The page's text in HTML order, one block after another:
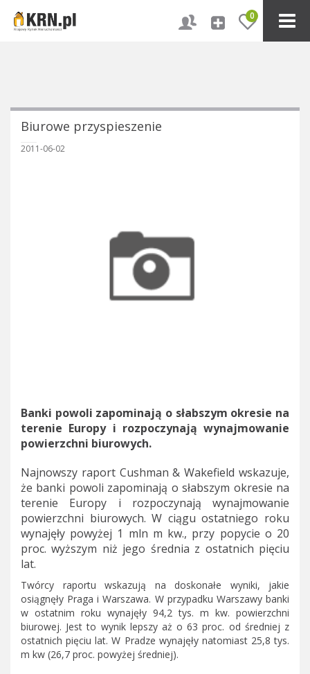
0
Biurowe przyspieszenie
2011-06-02
Banki powoli zapominają o słabszym okresie na
terenie Europy i rozpoczynają wynajmowanie
powierzchni biurowych.
Najnowszy raport Cushman & Wakefield wskazuje,
że banki powoli zapominają o słabszym okresie na
terenie Europy i rozpoczynają wynajmowanie
powierzchni biurowych. W ciągu ostatniego roku
wynajęły powyżej 1 mln m kw., przy popycie o 20
proc. wyższym niż jego średnia z ostatnich pięciu
lat.
Twórcy raportu wskazują na doskonałe wyniki, jakie
osiągnęły Praga i Warszawa. W przypadku Warszawy banki
w ostatnim roku wynajęły 94,2 tys. m kw. powierzchni
biurowej. Jest to wynik lepszy aż o 63 proc. od średniej z
ostatnich pięciu lat. W Pradze wynajęły natomiast 25,8 tys.
m kw (26,7 proc. powyżej średniej).